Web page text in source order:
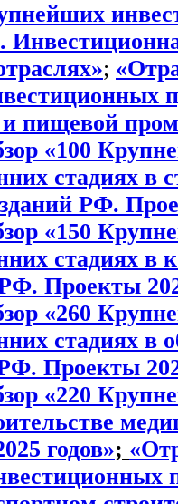
;
пищевой
«100
стадиях в
РФ.
«150
стадиях в
Проекты
«260
стадиях в
Проекты
«220
годов»;